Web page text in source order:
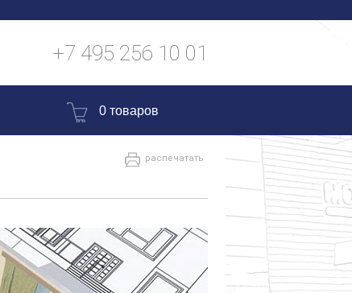
+7 495 256 10 01
0 товаров
распечатать